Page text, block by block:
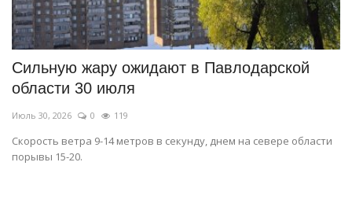
Сильную жару ожидают в Павлодарской
области 30 июля
Июль 30, 2026 0 119
Скорость ветра 9-14 метров в секунду, днем на севере области
порывы 15-20.